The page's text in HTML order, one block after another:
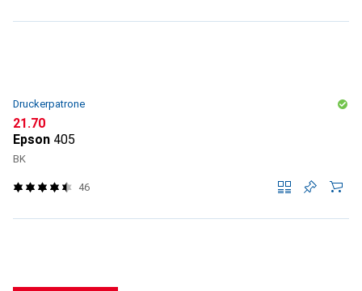
Druckerpatrone
CHF
21.70
Epson 405
BK
46